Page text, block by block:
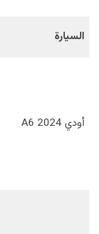
السيارة
أودي A6 2024